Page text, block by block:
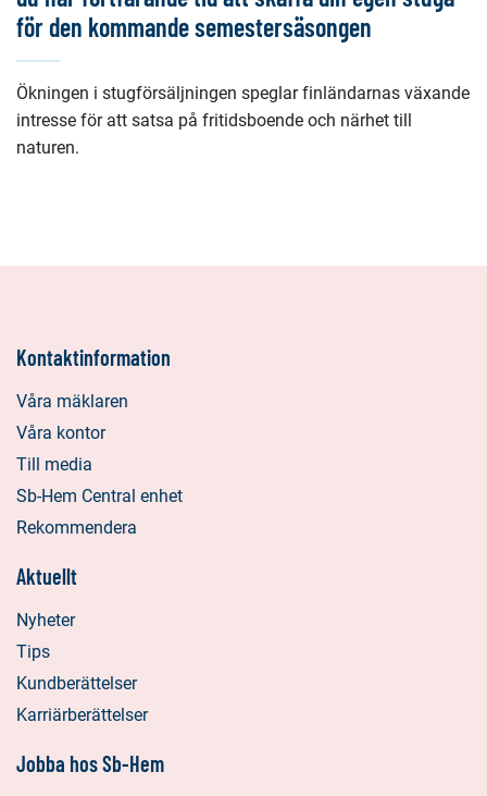
för den kommande semestersäsongen
Ökningen i stugförsäljningen speglar finländarnas växande
intresse för att satsa på fritidsboende och närhet till
naturen.
Kontaktinformation
Våra mäklaren
Våra kontor
Till media
Sb-Hem Central enhet
Rekommendera
Aktuellt
Nyheter
Tips
Kundberättelser
Karriärberättelser
Jobba hos Sb-Hem